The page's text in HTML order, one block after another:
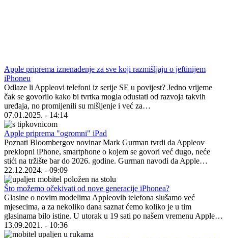
Apple priprema iznenađenje za sve koji razmišljaju o jeftinijem
iPhoneu
Odlaze li Appleovi telefoni iz serije SE u povijest? Jedno vrijeme
čak se govorilo kako bi tvrtka mogla odustati od razvoja takvih
uređaja, no promijenili su mišljenje i već za…
07.01.2025. - 14:14
Apple priprema "ogromni" iPad
Poznati Bloombergov novinar Mark Gurman tvrdi da Appleov
preklopni iPhone, smartphone o kojem se govori već dugo, neće
stići na tržište bar do 2026. godine. Gurman navodi da Apple…
22.12.2024. - 09:09
Što možemo očekivati od nove generacije iPhonea?
Glasine o novim modelima Appleovih telefona slušamo već
mjesecima, a za nekoliko dana saznat ćemo koliko je u tim
glasinama bilo istine. U utorak u 19 sati po našem vremenu Apple…
13.09.2021. - 10:36